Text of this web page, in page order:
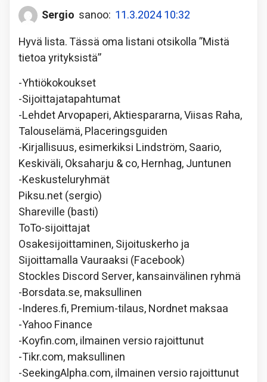
Sergio sanoo: 11.3.2024 10:32
Hyvä lista. Tässä oma listani otsikolla ”Mistä
tietoa yrityksistä”
-Yhtiökokoukset
-Sijoittajatapahtumat
-Lehdet Arvopaperi, Aktiespararna, Viisas Raha,
Talouselämä, Placeringsguiden
-Kirjallisuus, esimerkiksi Lindström, Saario,
Keskiväli, Oksaharju & co, Hernhag, Juntunen
-Keskusteluryhmät
Piksu.net (sergio)
Shareville (basti)
ToTo-sijoittajat
Osakesijoittaminen, Sijoituskerho ja
Sijoittamalla Vauraaksi (Facebook)
Stockles Discord Server, kansainvälinen ryhmä
-Borsdata.se, maksullinen
-Inderes.fi, Premium-tilaus, Nordnet maksaa
-Yahoo Finance
-Koyfin.com, ilmainen versio rajoittunut
-Tikr.com, maksullinen
-SeekingAlpha.com, ilmainen versio rajoittunut